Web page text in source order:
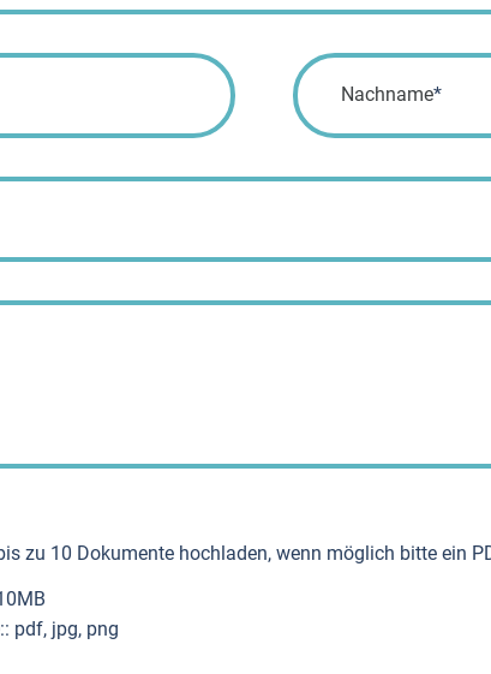
Pflichtfeld
Nachname*
zu 10 Dokumente hochladen, wenn möglich bitte ein
pdf, jpg, png